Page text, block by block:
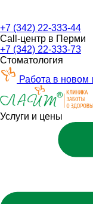
+7 (342) 22-333-44
Call-центр в Перми
+7 (342) 22-333-73
Стоматология
Работа в новом
Услуги и цены